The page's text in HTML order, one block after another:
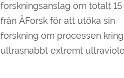
forskningsanslag om totalt 15
från ÅForsk för att utöka sin
forskning om processen kring
ultrasnabbt extremt